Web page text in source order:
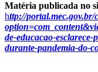
Matéria publicada no
http://
de-educacao-
durante-pandemia-do-